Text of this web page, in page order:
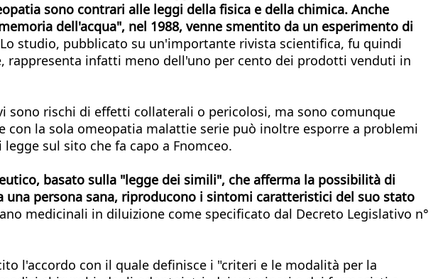
sono contrari alle leggi della fisica e della chimica. Anche
dell'acqua", nel 1988, venne smentito da un esperimento di
studio, pubblicato su un'importante rivista scientifica, fu quindi
infatti meno dell'uno per cento dei prodotti venduti in
sono rischi di effetti collaterali o pericolosi, ma sono comunque
la sola omeopatia malattie serie può inoltre esporre a problemi
sul sito che fa capo a Fnomceo.
basato sulla "legge dei simili", che afferma la possibilità di
persona sana, riproducono i sintomi caratteristici del suo stato
medicinali in diluizione come specificato dal Decreto Legislativo n°
l'accordo con il quale definisce i "criteri e le modalità per la